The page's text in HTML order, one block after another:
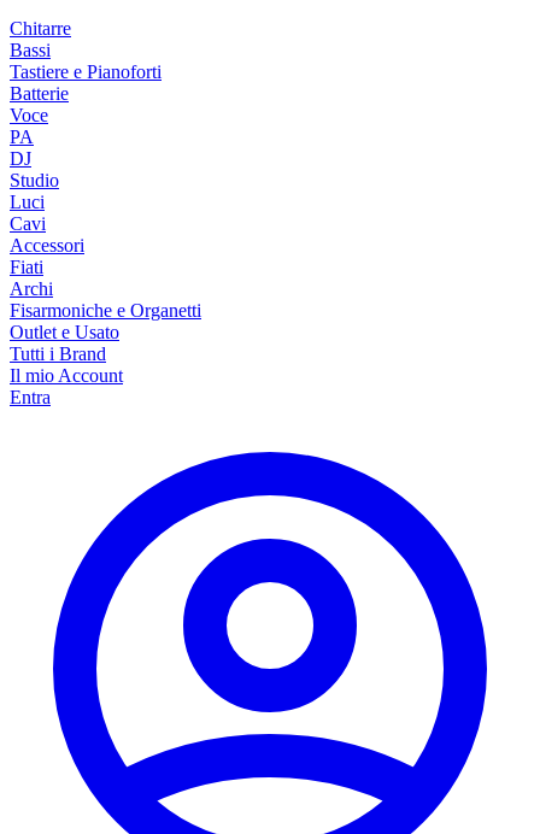
Chitarre
Bassi
Tastiere e Pianoforti
Batterie
Voce
PA
DJ
Studio
Luci
Cavi
Accessori
Fiati
Archi
Fisarmoniche e Organetti
Outlet e Usato
Tutti i Brand
Il mio Account
Entra